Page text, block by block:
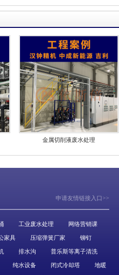
金属切削液废水处理
申请友情链接入口>>
工业废水处理
网络营销课
家具 压缩弹簧厂家
铆钉
排水沟
普乐斯等离子清洗
纯水设备 闭式冷却塔
地暖